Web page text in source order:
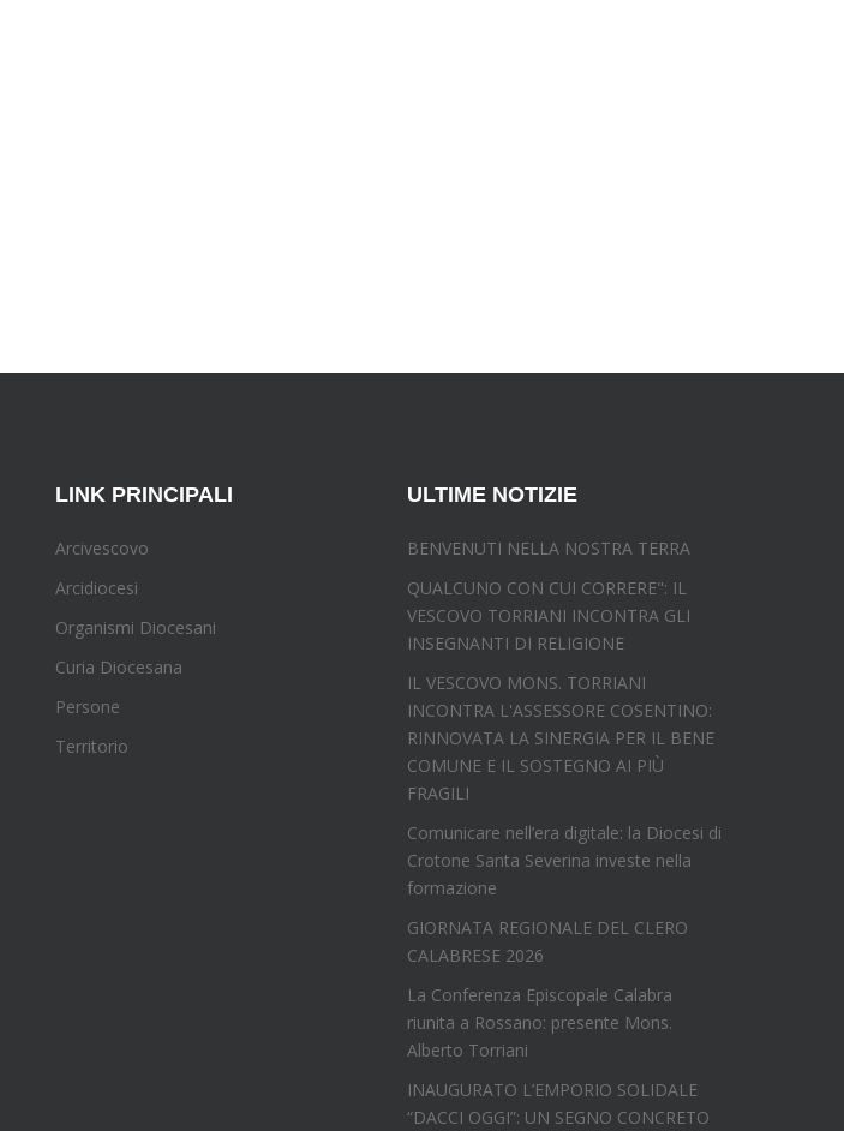
LINK PRINCIPALI
Arcivescovo
Arcidiocesi
Organismi Diocesani
Curia Diocesana
Persone
Territorio
ULTIME NOTIZIE
BENVENUTI NELLA NOSTRA TERRA
QUALCUNO CON CUI CORRERE": IL
VESCOVO TORRIANI INCONTRA GLI
INSEGNANTI DI RELIGIONE
IL VESCOVO MONS. TORRIANI
INCONTRA L'ASSESSORE COSENTINO:
RINNOVATA LA SINERGIA PER IL BENE
COMUNE E IL SOSTEGNO AI PIÙ
FRAGILI
Comunicare nell’era digitale: la Diocesi di
Crotone Santa Severina investe nella
formazione
GIORNATA REGIONALE DEL CLERO
CALABRESE 2026
La Conferenza Episcopale Calabra
riunita a Rossano: presente Mons.
Alberto Torriani
INAUGURATO L’EMPORIO SOLIDALE
“DACCI OGGI”: UN SEGNO CONCRETO